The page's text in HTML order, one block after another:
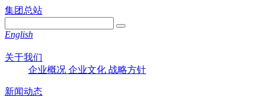
集团总站
English
关于我们
企业概况 企业文化 战略方针
新闻动态